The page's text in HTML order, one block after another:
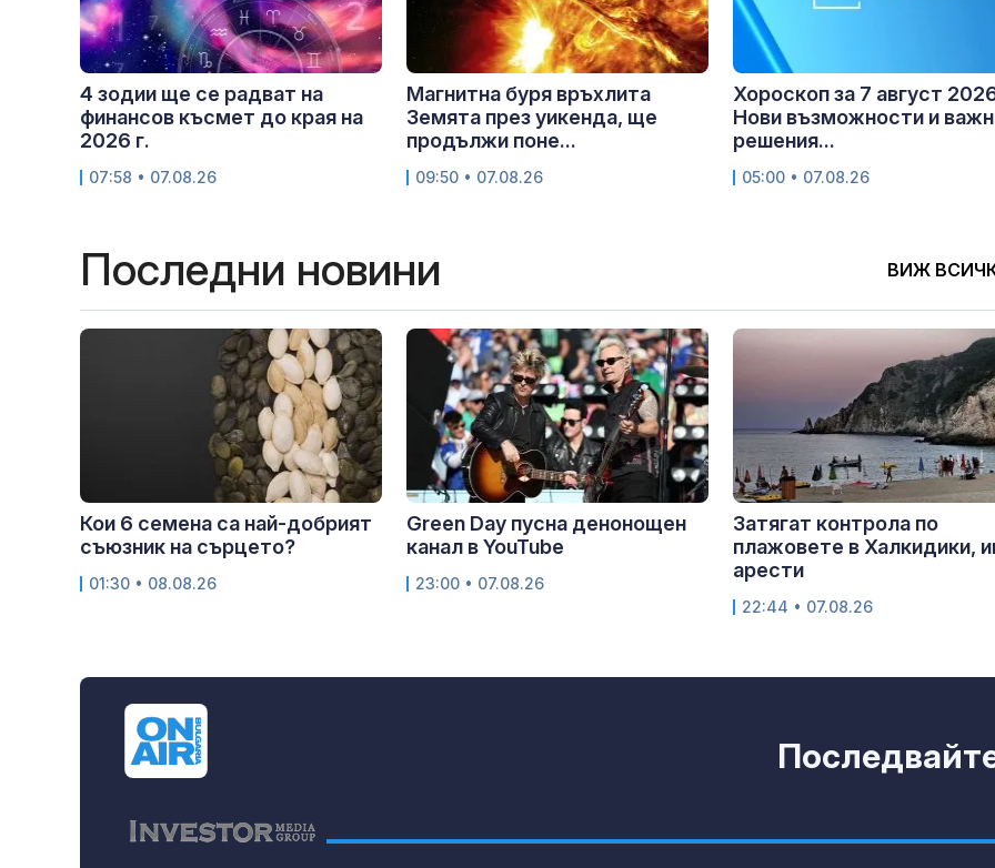
4 зодии ще се радват на
финансов късмет до края на
2026 г.
07:58 • 07.08.26
Магнитна буря връхлита
Земята през уикенда, ще
продължи поне...
09:50 • 07.08.26
Хороскоп за 7 август
Нови възможности и
решения...
05:00 • 07.08.26
Последни новини ВИЖ
Кои 6 семена са най-добрият
съюзник на сърцето?
01:30 • 08.08.26
Green Day пусна денонощен
канал в YouTube
23:00 • 07.08.26
Затягат контрола по
плажовете в Халкидики,
арести
22:44 • 07.08.26